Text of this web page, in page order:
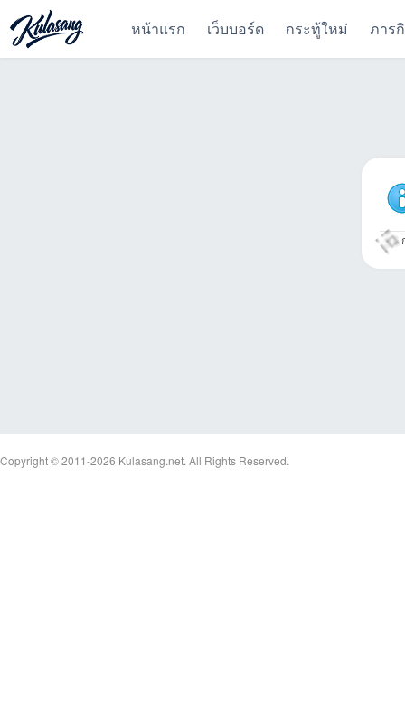
หน้าแรก เว็บบอร์ด กระทู้ใหม่ ภาร
Copyright © 2011-2026 Kulasang.net. All Rights Reserved.